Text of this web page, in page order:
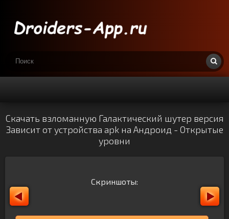
Скачать взломанную Галактический шутер версия
Зависит от устройства apk на Андроид - Открытые
уровни
Скриншоты: